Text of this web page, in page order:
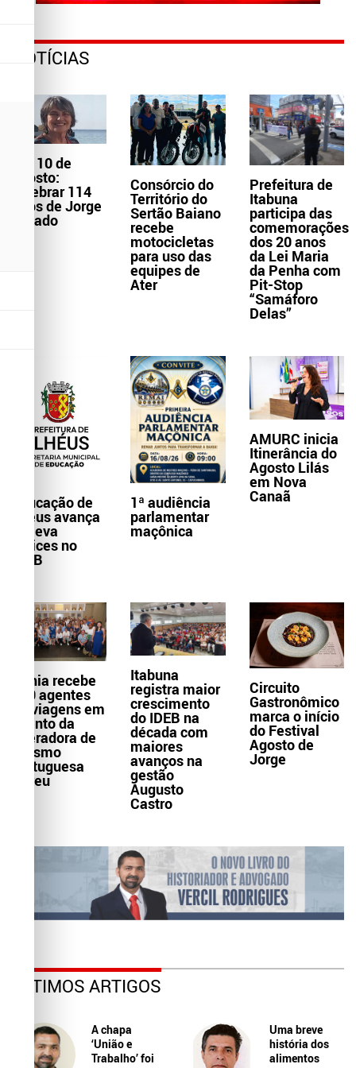
NOTÍCIAS
Dia 10 de
agosto:
celebrar 114
anos de Jorge
Amado
Consórcio do
Território do
Sertão Baiano
recebe
motocicletas
para uso das
equipes de
Ater
Prefeitura de
Itabuna
participa das
comemorações
dos 20 anos
da Lei Maria
da Penha com
Pit-Stop
“Samáforo
Delas”
Educação de
Ilhéus avança
e eleva
índices no
IDEB
1ª audiência
parlamentar
maçônica
AMURC inicia
Itinerância do
Agosto Lilás
em Nova
Canaã
Bahia recebe
300 agentes
de viagens em
evento da
operadora de
turismo
portuguesa
Abreu
Itabuna
registra maior
crescimento
do IDEB na
década com
maiores
avanços na
gestão
Augusto
Castro
Circuito
Gastronômico
marca o início
do Festival
Agosto de
Jorge
ÚLTIMOS ARTIGOS
A chapa
‘União e
Trabalho’ foi
Uma breve
história dos
alimentos